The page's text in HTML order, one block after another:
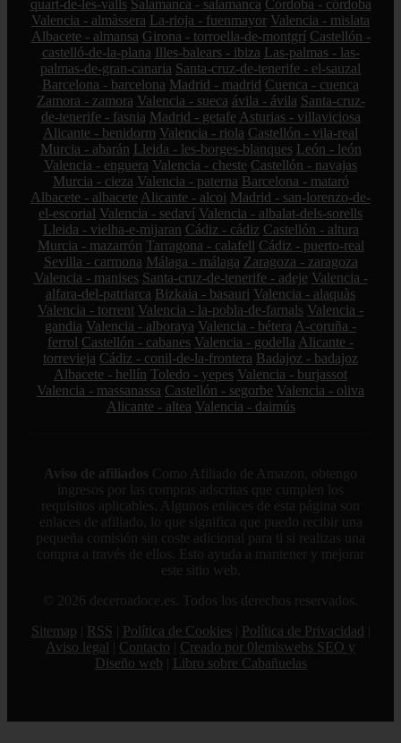
quart-de-les-valls Salamanca - salamanca Córdoba - córdoba
Valencia - almàssera La-rioja - fuenmayor Valencia - mislata
Albacete - almansa Girona - torroella-de-montgrí Castellón -
castelló-de-la-plana Illes-balears - ibiza Las-palmas - las-
palmas-de-gran-canaria Santa-cruz-de-tenerife - el-sauzal
Barcelona - barcelona Madrid - madrid Cuenca - cuenca
Zamora - zamora Valencia - sueca ávila - ávila Santa-cruz-
de-tenerife - fasnia Madrid - getafe Asturias - villaviciosa
Alicante - benidorm Valencia - riola Castellón - vila-real
Murcia - abarán Lleida - les-borges-blanques León - león
Valencia - enguera Valencia - cheste Castellón - navajas
Murcia - cieza Valencia - paterna Barcelona - mataró
Albacete - albacete Alicante - alcoi Madrid - san-lorenzo-de-
el-escorial Valencia - sedaví Valencia - albalat-dels-sorells
Lleida - vielha-e-mijaran Cádiz - cádiz Castellón - altura
Murcia - mazarrón Tarragona - calafell Cádiz - puerto-real
Sevilla - carmona Málaga - málaga Zaragoza - zaragoza
Valencia - manises Santa-cruz-de-tenerife - adeje Valencia -
alfara-del-patriarca Bizkaia - basauri Valencia - alaquàs
Valencia - torrent Valencia - la-pobla-de-farnals Valencia -
gandia Valencia - alboraya Valencia - bétera A-coruña -
ferrol Castellón - cabanes Valencia - godella Alicante -
torrevieja Cádiz - conil-de-la-frontera Badajoz - badajoz
Albacete - hellín Toledo - yepes Valencia - burjassot
Valencia - massanassa Castellón - segorbe Valencia - oliva
Alicante - altea Valencia - daimús
Aviso de afiliados Como Afiliado de Amazon, obtengo
ingresos por las compras adscritas que cumplen los
requisitos aplicables. Algunos enlaces de esta página son
enlaces de afiliado, lo que significa que puedo recibir una
pequeña comisión sin coste adicional para ti si realizas una
compra a través de ellos. Esto ayuda a mantener y mejorar
este sitio web.
© 2026 deceroadoce.es. Todos los derechos reservados.
Sitemap
RSS Política de Cookies Política de Privacidad
Aviso legal
Contacto
Creado por 0lemiswebs SEO y
Diseño web
Libro sobre Cabañuelas